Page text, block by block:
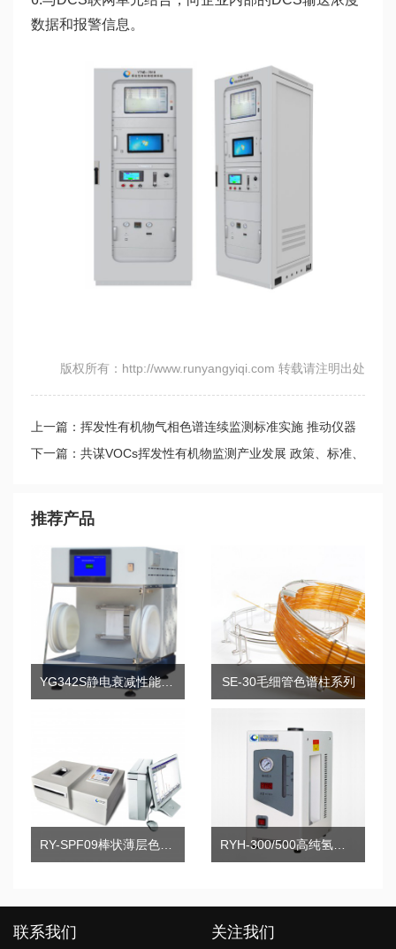
数据和报警信息。
版权所有：http://www.runyangyiqi.com 转载请注明出处
上一篇：挥发性有机物气相色谱连续监测标准实施 推动仪器
生产厂家快马加鞭
下一篇：共谋VOCs挥发性有机物监测产业发展 政策、标准、
推荐产品
YG342S静电衰减性能测试仪 SE-30毛细管色谱柱系列
联系我们 关注我们